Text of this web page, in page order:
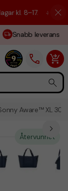
8–17. ☀️ Vi är här
Snabb leverans
Aware™ XL 30 L
Återvunnet